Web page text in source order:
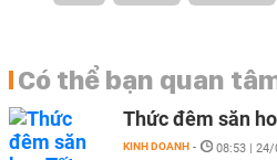
Có thể bạn quan
Thức đêm săn
KINH DOANH - 08:53 |